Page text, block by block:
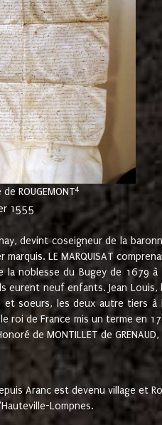
ROUGEMONT4
1555
devint coseigneur de la
LE MARQUISAT
noblesse du Bugey de 1679
eurent neuf enfants. Jean
les deux autre tiers à
de France mis un terme en
de MONTILLET de
Aranc est devenu village et
Lompnes.